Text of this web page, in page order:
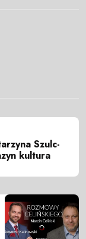
Szulc-
kultura